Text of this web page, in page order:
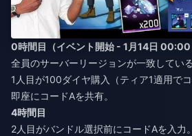
0時間目（イベント開始 - 1月14日 00:00
全員のサーバーリージョンが一致してい
1人目が100ダイヤ購入（ティア1適用でコ
即座にコードAを共有。
4時間目
2人目がバンドル選択前にコードAを入力。